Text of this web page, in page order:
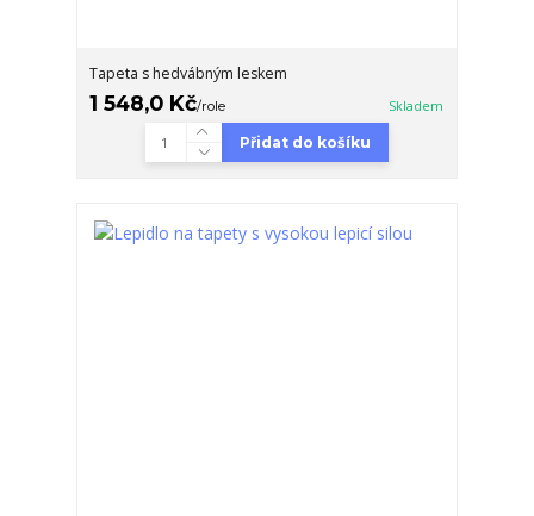
Tapeta s hedvábným leskem
1 548,0 Kč/role Skladem
Přidat do košíku